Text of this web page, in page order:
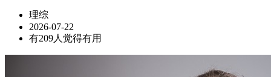
理综
2026-07-22
有209人觉得有用